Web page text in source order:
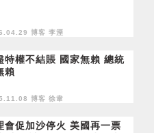
博客 李湮
特權不結賬 國家無賴 總統
賴
博客 徐韋
會促加沙停火 美國再一票